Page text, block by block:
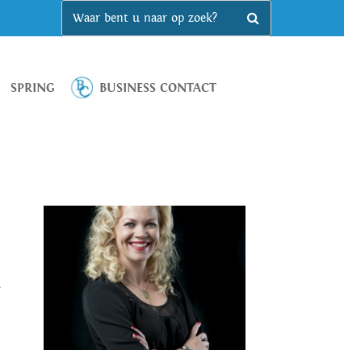
SPRING BUSINESS CONTACT